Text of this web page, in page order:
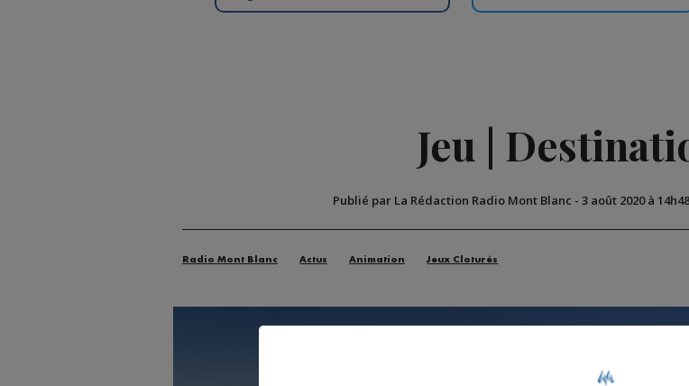
Jeu |
Publié par La Rédaction Radio Mont Blanc - 3 août 2020 à 14h48
Radio Mont Blanc Actus Animation Jeux Cloturés